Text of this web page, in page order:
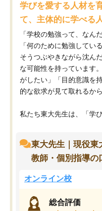
学びを愛する人材を
て、主体的に学べる
「学校の勉強って、なん
「何のために勉強してい
そうつぶやきながら沈ん
な可能性を持っています
がしたい」「目的意識を
的な欲求が見て取れるから
私たち東大先生は、「学び
東大先生｜現役東
教師・個別指導の
オンライン校
総合評価